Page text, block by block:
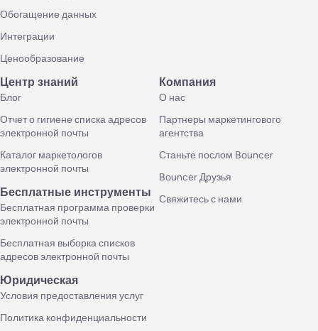
Обогащение данных
Интеграции
Ценообразование
Центр знаний
Блог
Отчет о гигиене списка адресов
электронной почты
Каталог маркетологов
электронной почты
Бесплатные инструменты
Бесплатная программа проверки
электронной почты
Бесплатная выборка списков
адресов электронной почты
Компания
О нас
Партнеры маркетингового
агентства
Станьте послом Bouncer
Bouncer Друзья
Свяжитесь с нами
Юридическая
Условия предоставления услуг
Политика конфиденциальности